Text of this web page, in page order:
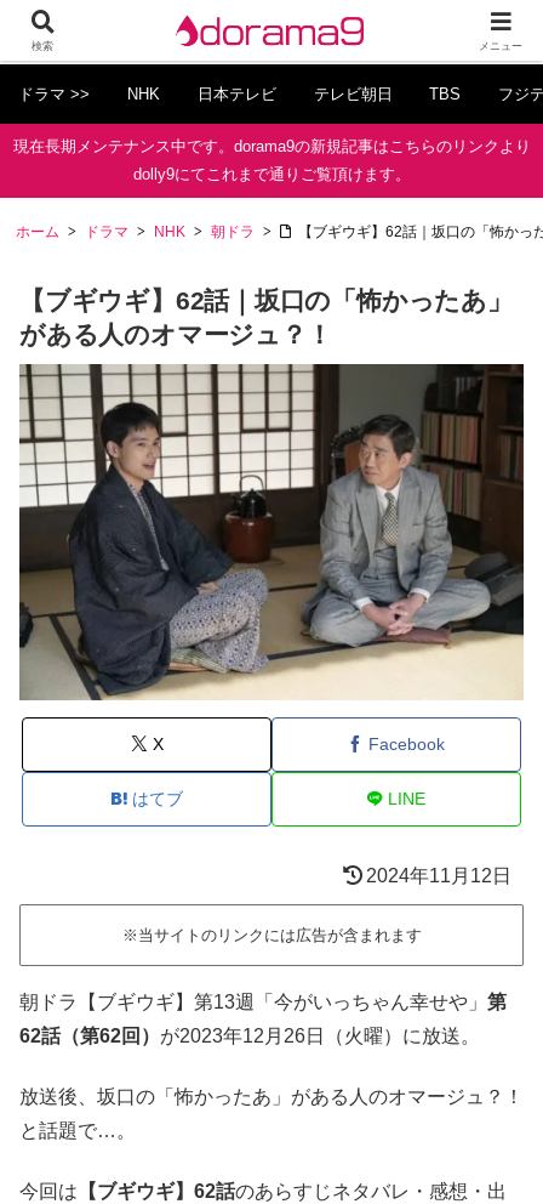
ドラマ >> NHK 日本テレビ テレビ朝日 TBS フジ
現在長期メンテナンス中です。dorama9の新規記事はこちらのリンクより
dolly9にてこれまで通りご覧頂けます。
ホーム ドラマ NHK 朝ドラ 【ブギウギ】62話｜坂口の「怖か
【ブギウギ】62話｜坂口の「怖かったあ」
がある人のオマージュ？！
X Facebook
はてブ LINE
2024年11月12日
※当サイトのリンクには広告が含まれます
朝ドラ【ブギウギ】第13週「今がいっちゃん幸せや」 第
62話（第62回） が2023年12月26日（火曜）に放送。
放送後、坂口の「怖かったあ」がある人のオマージュ？！
と話題で…。
今回は 【ブギウギ】62話のあらすじネタバレ・感想・出
検索 メニュー